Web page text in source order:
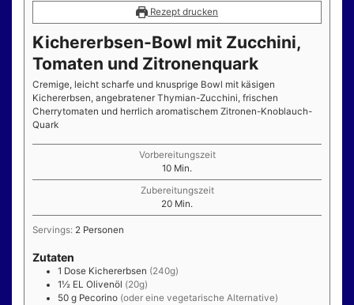
Rezept drucken
Kichererbsen-Bowl mit Zucchini,
Tomaten und Zitronenquark
Cremige, leicht scharfe und knusprige Bowl mit käsigen
Kichererbsen, angebratener Thymian-Zucchini, frischen
Cherrytomaten und herrlich aromatischem Zitronen-Knoblauch-
Quark
Vorbereitungszeit
10Minuten
Min.
Zubereitungszeit
20Minuten
Min.
Servings: 2 Personen
Zutaten
1 Dose Kichererbsen (240g)
1½ EL Olivenöl (20g)
50 g Pecorino (oder eine vegetarische Alternative)